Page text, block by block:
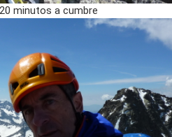
minutos a cumbre